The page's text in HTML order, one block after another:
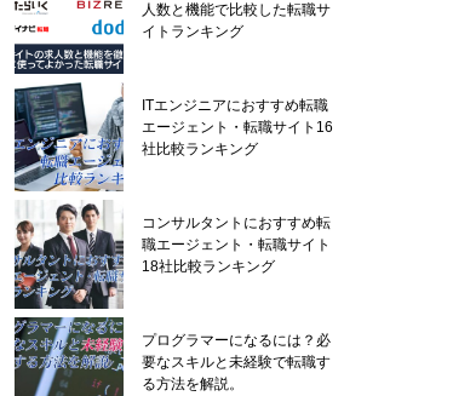
人数と機能で比較した転職サ
イトランキング
ITエンジニアにおすすめ転職
エージェント・転職サイト16
社比較ランキング
コンサルタントにおすすめ転
職エージェント・転職サイト
18社比較ランキング
プログラマーになるには？必
要なスキルと未経験で転職す
る方法を解説。